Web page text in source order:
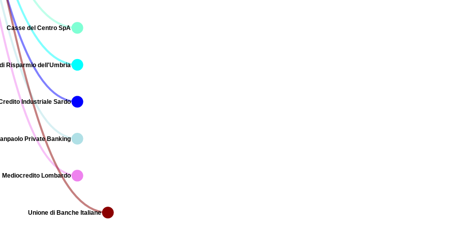
Unione di Banche Italiane
Mediocredito Lombardo
Private Banking
Industriale Sardo
Risparmio dell'Umbria
Casse del Centro SpA